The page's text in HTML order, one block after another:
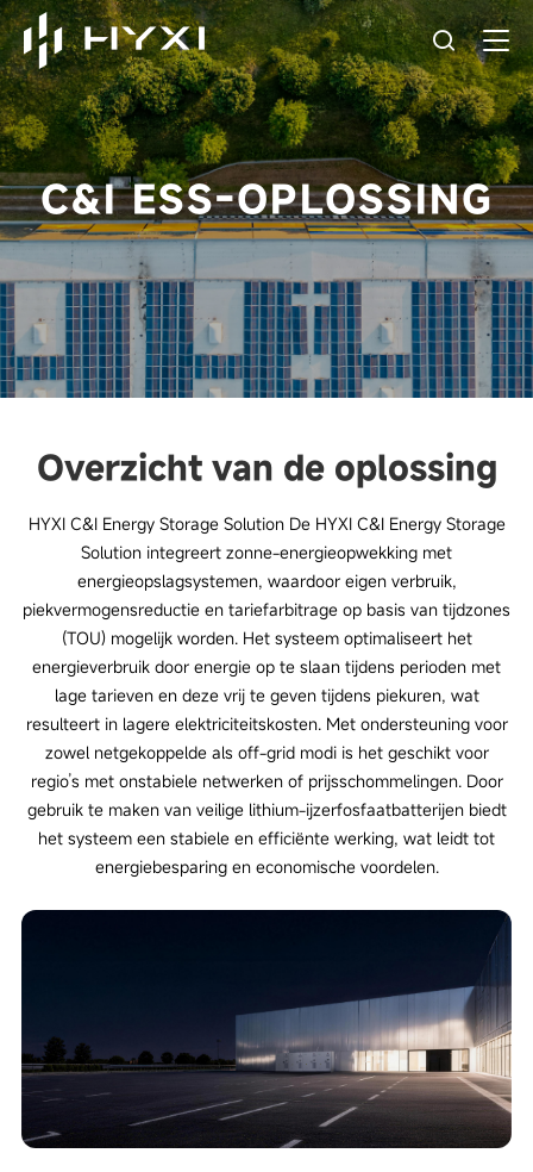
C&I ESS-OPLOSSING
Overzicht van de oplossing
HYXI C&I Energy Storage Solution De HYXI C&I Energy Storage
Solution integreert zonne-energieopwekking met
energieopslagsystemen, waardoor eigen verbruik,
piekvermogensreductie en tariefarbitrage op basis van tijdzones
(TOU) mogelijk worden. Het systeem optimaliseert het
energieverbruik door energie op te slaan tijdens perioden met
lage tarieven en deze vrij te geven tijdens piekuren, wat
resulteert in lagere elektriciteitskosten. Met ondersteuning voor
zowel netgekoppelde als off-grid modi is het geschikt voor
regio’s met onstabiele netwerken of prijsschommelingen. Door
gebruik te maken van veilige lithium-ijzerfosfaatbatterijen biedt
het systeem een stabiele en efficiënte werking, wat leidt tot
energiebesparing en economische voordelen.